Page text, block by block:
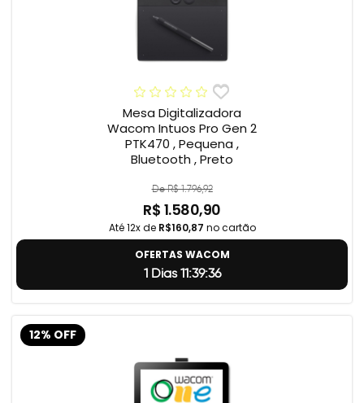
Mesa Digitalizadora
Wacom Intuos Pro Gen 2
PTK470 , Pequena ,
Bluetooth , Preto
De R$ 1.796,92
R$ 1.580,90
Até 12x de R$160,87 no cartão
OFERTAS WACOM
1 Dias 11:39:35
12% OFF